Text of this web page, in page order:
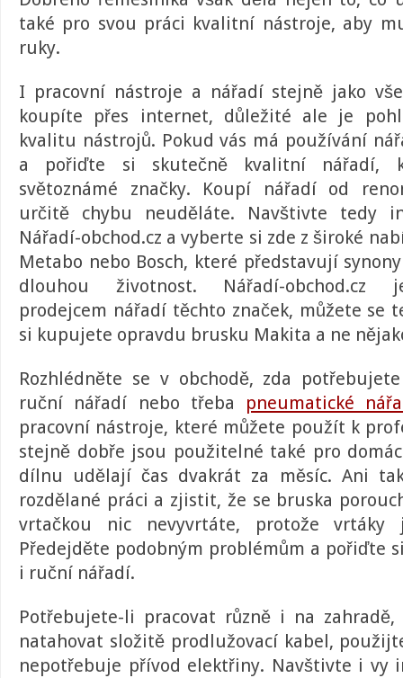
také pro svou práci kvalitní nástroje, aby
ruky.
I pracovní nástroje a nářadí stejně jako
koupíte přes internet, důležité ale je
kvalitu nástrojů. Pokud vás má používání
a pořiďte si skutečně kvalitní nářadí,
světoznámé značky. Koupí nářadí od
určitě chybu neuděláte. Navštivte tedy
Nářadí-obchod.cz a vyberte si zde z široké
Metabo nebo Bosch, které představují
dlouhou životnost. Nářadí-obchod.cz
prodejcem nářadí těchto značek, můžete se
si kupujete opravdu brusku Makita a ne
Rozhlédněte se v obchodě, zda
ruční nářadí nebo třeba pneumatické
pracovní nástroje, které můžete použít k
stejně dobře jsou použitelné také pro
dílnu udělají čas dvakrát za měsíc. Ani
rozdělané práci a zjistit, že se bruska
vrtačkou nic nevyvrtáte, protože
Předejděte podobným problémům a pořiďte
i ruční nářadí.
Potřebujete-li pracovat různě i na
natahovat složitě prodlužovací kabel,
nepotřebuje přívod elektřiny. Navštivte i vy